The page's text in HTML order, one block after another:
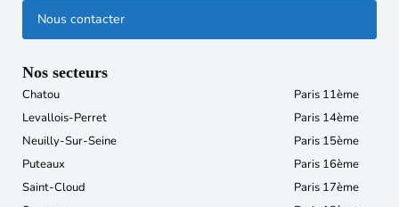
Nous contacter
Nos secteurs
Chatou
Levallois-Perret
Neuilly-Sur-Seine
Puteaux
Saint-Cloud
Paris 11ème
Paris 14ème
Paris 15ème
Paris 16ème
Paris 17ème